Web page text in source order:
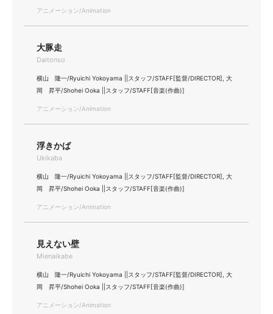
アニメーション/Animation
大豚走
Daitonso
横山 隆一/Ryuichi Yokoyama ||スタッフ/STAFF[監督/DIRECTOR], 大
岡 昇平/Shohei Ooka ||スタッフ/STAFF[音楽(作曲)]
アニメーション/Animation
浮きかば
Ukikaba
横山 隆一/Ryuichi Yokoyama ||スタッフ/STAFF[監督/DIRECTOR], 大
岡 昇平/Shohei Ooka ||スタッフ/STAFF[音楽(作曲)]
アニメーション/Animation
見えない壁
Mienaikabe
横山 隆一/Ryuichi Yokoyama ||スタッフ/STAFF[監督/DIRECTOR], 大
岡 昇平/Shohei Ooka ||スタッフ/STAFF[音楽(作曲)]
アニメーション/Animation